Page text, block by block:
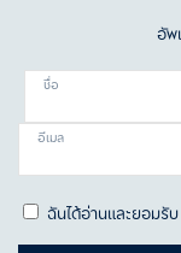
อัพ
ชื่อ
อีเมล
ฉันได้อ่านและยอมรับ